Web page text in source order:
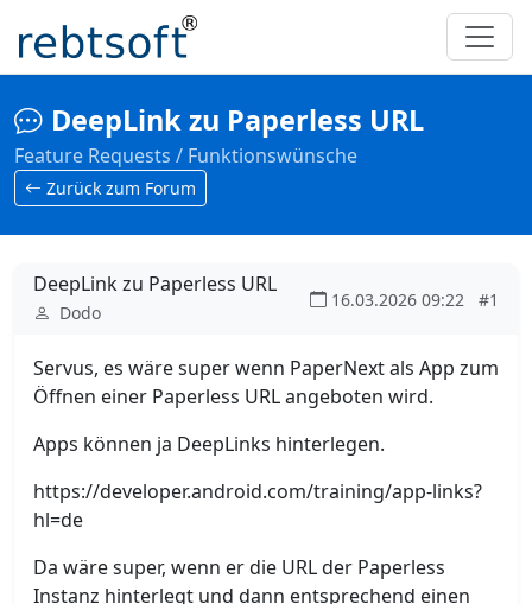
DeepLink zu Paperless URL
Feature Requests / Funktionswünsche
Zurück zum Forum
DeepLink zu Paperless URL
Dodo
16.03.2026 09:22 #1
Servus, es wäre super wenn PaperNext als App zum
Öffnen einer Paperless URL angeboten wird.
Apps können ja DeepLinks hinterlegen.
https://developer.android.com/training/app-links?
hl=de
Da wäre super, wenn er die URL der Paperless
Instanz hinterlegt und dann entsprechend einen